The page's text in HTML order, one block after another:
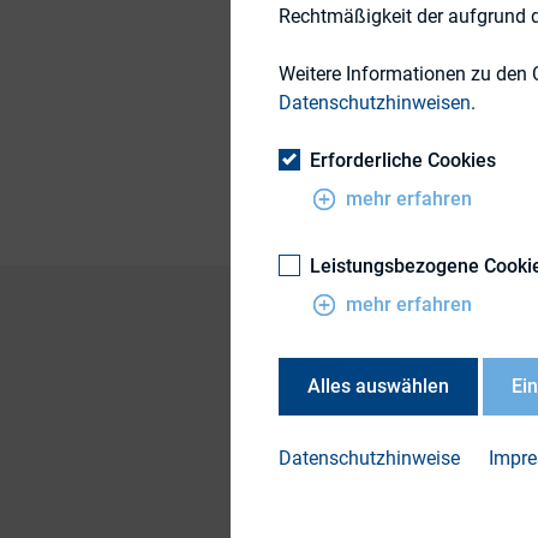
Themengebiet
Vom 5. Juni bis 8.
Zum ersten Mal
Eindrücke
Rechtmäßigkeit der aufgrund
Weitere Informationen zu den
Datenschutzhinweisen.
Erforderliche Cookies
mehr erfahren
Leistungsbezogene
mehr erfahren
Alles auswählen
Datenschutzhinweise